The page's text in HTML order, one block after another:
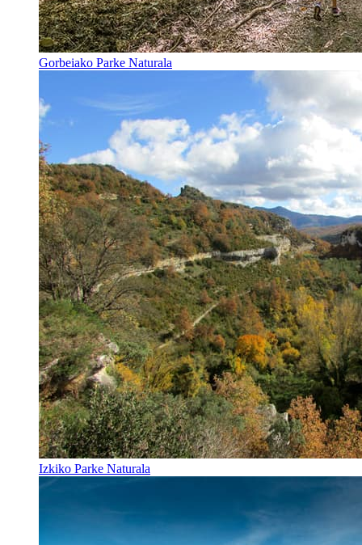
Gorbeiako Parke Naturala
Izkiko Parke Naturala